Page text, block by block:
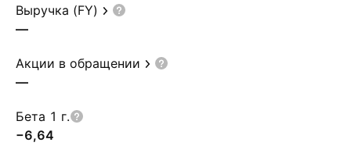
Выручка (FY)
—
Акции в обращении
—
Бета 1 г.
−6,64